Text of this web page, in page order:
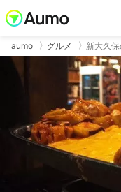
aumo グルメ 新大久